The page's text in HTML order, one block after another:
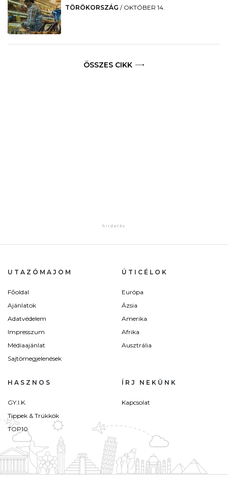
TÖRÖKORSZÁG / OKTÓBER 14.
ÖSSZES CIKK
UTAZÓMAJOM
Főoldal
Ajánlatok
Adatvédelem
Impresszum
Médiaajánlat
Sajtómegjelenések
ÚTICÉLOK
Európa
Ázsia
Amerika
Afrika
Ausztrália
HASZNOS
GY.I.K.
Tippek & Trükkök
TOP10
ÍRJ NEKÜNK
Kapcsolat